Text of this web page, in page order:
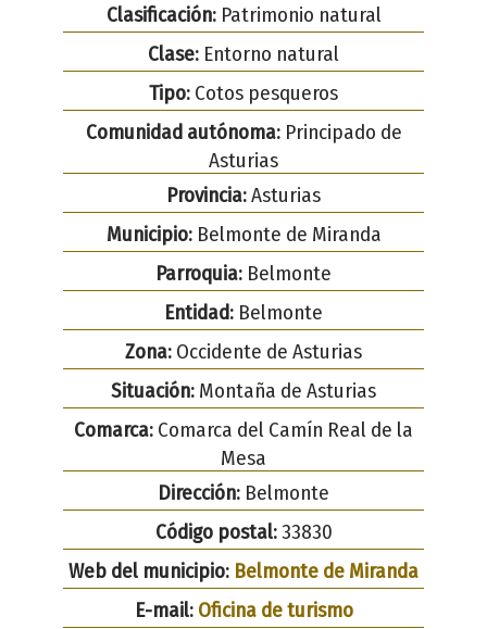
Clasificación:Patrimonio natural
Clase: Entorno natural
Tipo: Cotos pesqueros
Comunidad autónoma:Principado de
Asturias
Provincia:Asturias
Municipio:Belmonte de Miranda
Parroquia: Belmonte
Entidad: Belmonte
Zona: Occidente de Asturias
Situación: Montaña de Asturias
Comarca: Comarca del Camín Real de la
Mesa
Dirección: Belmonte
Código postal:33830
Web del municipio: Belmonte de Miranda
E-mail: Oficina de turismo